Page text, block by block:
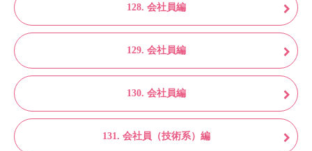
128. 会社員編
129. 会社員編
130. 会社員編
131. 会社員（技術系）編